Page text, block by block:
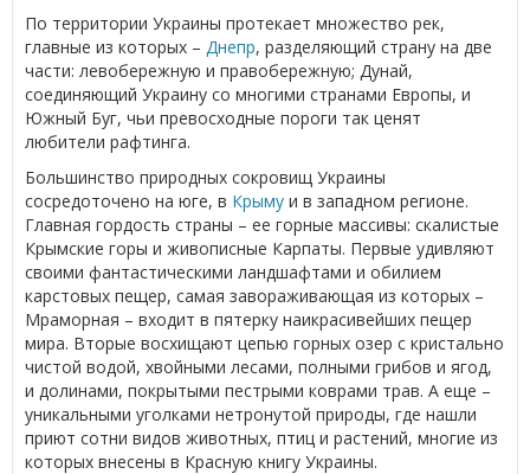
По территории Украины протекает множество рек,
главные из которых – Днепр, разделяющий страну на две
части: левобережную и правобережную; Дунай,
соединяющий Украину со многими странами Европы, и
Южный Буг, чьи превосходные пороги так ценят
любители рафтинга.
Большинство природных сокровищ Украины
сосредоточено на юге, в Крыму и в западном регионе.
Главная гордость страны – ее горные массивы: скалистые
Крымские горы и живописные Карпаты. Первые удивляют
своими фантастическими ландшафтами и обилием
карстовых пещер, самая завораживающая из которых –
Мраморная – входит в пятерку наикрасивейших пещер
мира. Вторые восхищают цепью горных озер с кристально
чистой водой, хвойными лесами, полными грибов и ягод,
и долинами, покрытыми пестрыми коврами трав. А еще –
уникальными уголками нетронутой природы, где нашли
приют сотни видов животных, птиц и растений, многие из
которых внесены в Красную книгу Украины.